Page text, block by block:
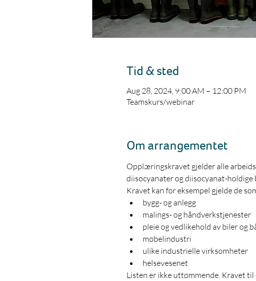
Tid & sted
Aug 28, 2024, 9:00 AM – 12:00 PM
Teamskurs/webinar
Om arrangementet
Opplæringskravet gjelder alle
diisocyanater og diisocyanat-holdige
Kravet kan for eksempel gjelde de
bygg- og anlegg
malings- og håndverkstjenester
pleie og vedlikehold av biler og
møbelindustri
ulike industrielle virksomheter
helsevesenet
Listen er ikke uttømmende. Kravet